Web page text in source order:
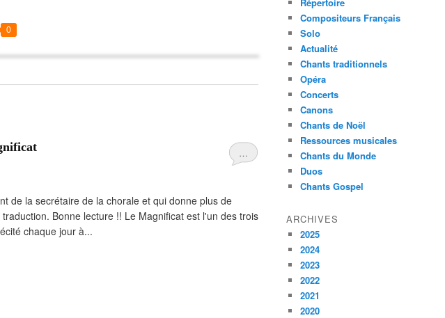
0
…
de la secrétaire de la chorale et qui donne plus de
Bonne lecture !! Le Magnificat est l'un des trois
chaque jour à...
Compositeurs Français
Solo
Actualité
Chants traditionnels
Opéra
Concerts
Canons
Chants de Noël
Ressources musicales
Chants du Monde
Duos
Chants Gospel
ARCHIVES
2025
2024
2023
2022
2021
2020